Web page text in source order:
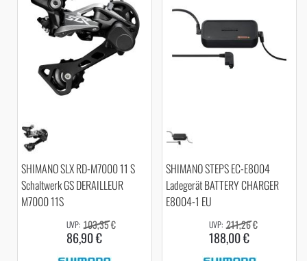
SHIMANO SLX RD-M7000 11 S
Schaltwerk GS DERAILLEUR
M7000 11S
86,90 €
103,35 €
SHIMANO STEPS EC-E8004
Ladegerät BATTERY CHARGER
E8004-1 EU
188,00 €
211,26 €